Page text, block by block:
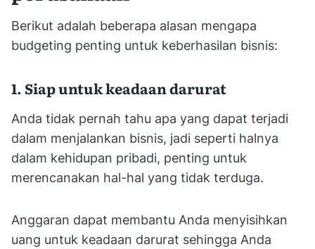
Berikut adalah beberapa alasan mengapa
budgeting penting untuk keberhasilan bisnis:
1. Siap untuk keadaan darurat
Anda tidak pernah tahu apa yang dapat terjadi
dalam menjalankan bisnis, jadi seperti halnya
dalam kehidupan pribadi, penting untuk
merencanakan hal-hal yang tidak terduga.
Anggaran dapat membantu Anda menyisihkan
uang untuk keadaan darurat sehingga Anda